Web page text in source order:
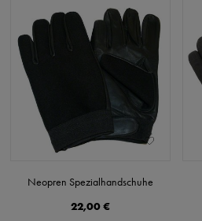
Neopren Spezialhandschuhe
22,00 €